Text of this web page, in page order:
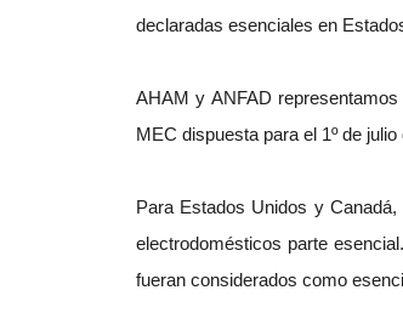
declaradas esenciales en
AHAM y ANFAD
MEC dispuesta para el 1º de
Para Estados Unidos y
electrodomésticos parte
fueran considerados como